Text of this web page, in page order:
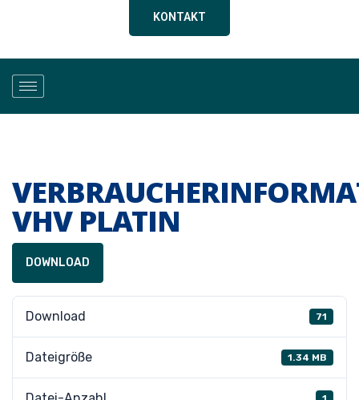
KONTAKT
VHV PLATIN
DOWNLOAD
Download 71
Dateigröße 1.34 MB